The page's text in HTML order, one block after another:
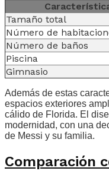
Tamaño total
Número de
Número de baños
Piscina
Gimnasio
Además de estas
espacios exteriores
cálido de Florida. El
modernidad, con una
de Messi y su familia.
Comparación